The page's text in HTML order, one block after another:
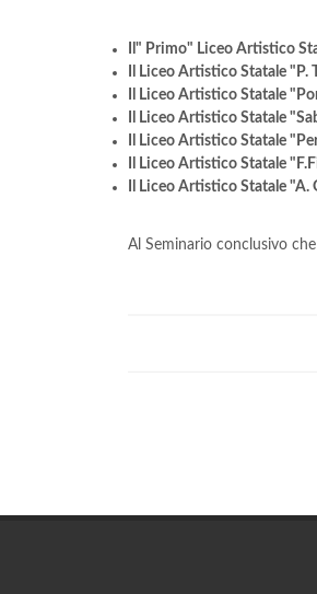
Il" Primo" Liceo Artistico
Il Liceo Artistico Statale "P.
Il Liceo Artistico Statale
Il Liceo Artistico Statale
Il Liceo Artistico Statale
Il Liceo Artistico Statale
Il Liceo Artistico Statale "A.
Al Seminario conclusivo